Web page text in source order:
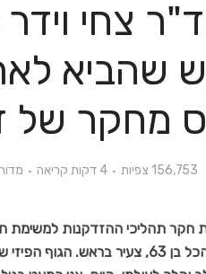
צחי וידר
שהביא
מחקר של
156,753 צפיות 4 דקות קריאה
תהליכי ההזדקנות למשימת
סטודנט צעיר לרפואה. הוא היה סך הכל בן